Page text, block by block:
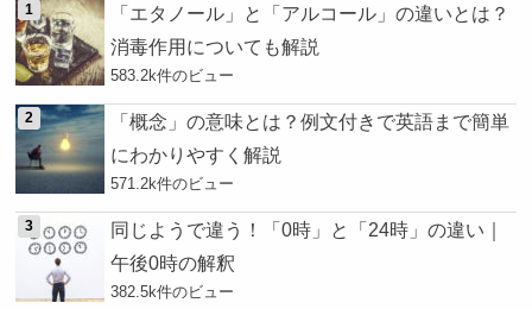
「エタノール」と「アルコール」の違いとは？
消毒作用についても解説
583.2k件のビュー
「概念」の意味とは？例文付きで英語まで簡単
にわかりやすく解説
571.2k件のビュー
同じようで違う！「0時」と「24時」の違い｜
午後0時の解釈
382.5k件のビュー